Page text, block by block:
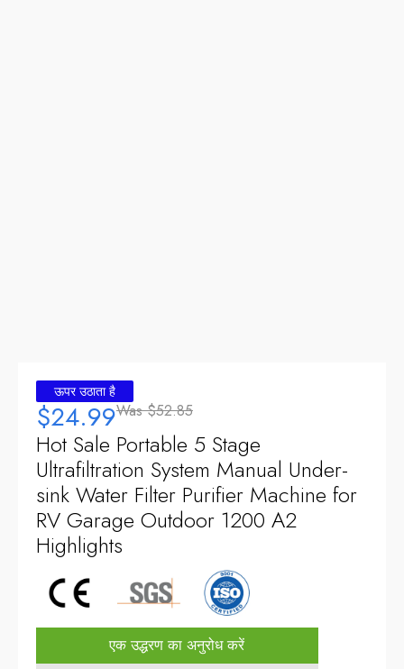
ऊपर उठाता है
$24.99Was$52.85
Hot Sale Portable 5 Stage
Ultrafiltration System Manual Under-
sink Water Filter Purifier Machine for
RV Garage Outdoor 1200 A2
Highlights
एक उद्धरण का अनुरोध करें